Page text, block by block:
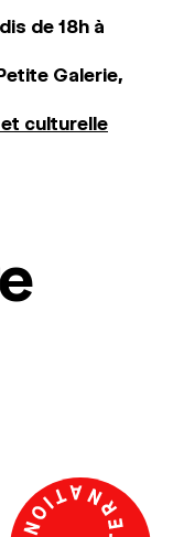
de 18h à
Galerie,
culturelle